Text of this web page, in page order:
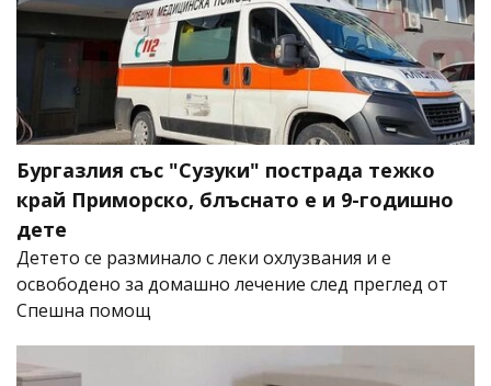
Бургазлия със "Сузуки" пострада тежко
край Приморско, блъснато е и 9-годишно
дете
Детето се разминало с леки охлузвания и е
освободено за домашно лечение след преглед от
Спешна помощ